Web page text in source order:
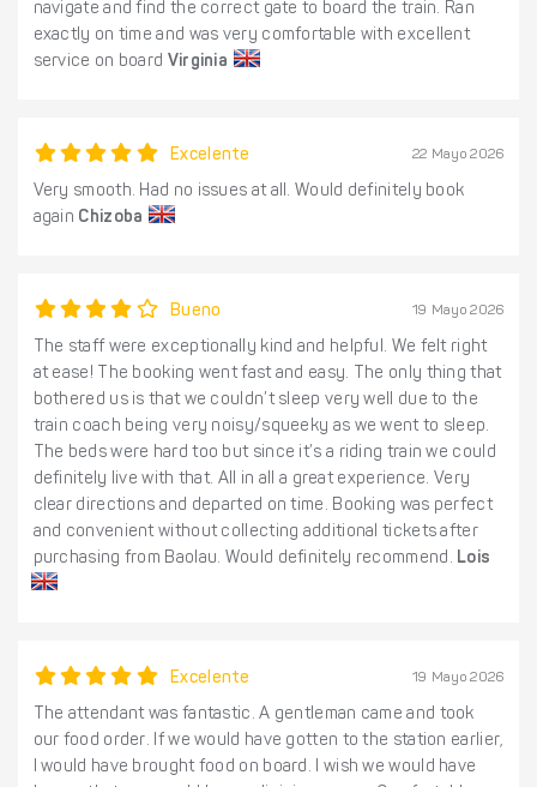
navigate and find the correct gate to board the train. Ran
exactly on time and was very comfortable with excellent
service on board Virginia
Excelente 22 Mayo 2026
Very smooth. Had no issues at all. Would definitely book
again Chizoba
Bueno 19 Mayo 2026
The staff were exceptionally kind and helpful. We felt right
at ease! The booking went fast and easy. The only thing that
bothered us is that we couldn’t sleep very well due to the
train coach being very noisy/squeeky as we went to sleep.
The beds were hard too but since it’s a riding train we could
definitely live with that. All in all a great experience. Very
clear directions and departed on time. Booking was perfect
and convenient without collecting additional tickets after
purchasing from Baolau. Would definitely recommend. Lois
Excelente 19 Mayo 2026
The attendant was fantastic. A gentleman came and took
our food order. If we would have gotten to the station earlier,
I would have brought food on board. I wish we would have